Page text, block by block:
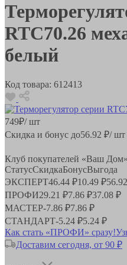
RTC70.26
белый
Код товара: 612413
749₽/ шт
Скидка и бонус до56.92 ₽/ шт
Клуб покупателей «Ваш Дом»
СтатусСкидкаБонусВыгода
ЭКСПЕРТ46.44 ₽10.49 ₽
ПРОФИ29.21 ₽7.86 ₽37.08 ₽
МАСТЕР-7.86 ₽7.86 ₽
СТАНДАРТ-5.24 ₽5.24 ₽
Как стать «ПРОФИ» сразу!
Доставим сегодня, от 90 ₽